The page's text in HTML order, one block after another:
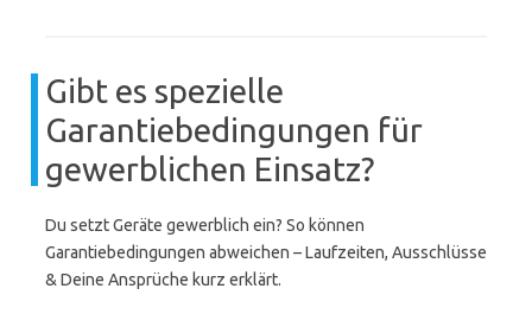
Gibt es spezielle
Garantiebedingungen für
gewerblichen Einsatz?
Du setzt Geräte gewerblich ein? So können
Garantiebedingungen abweichen – Laufzeiten, Ausschlüsse
& Deine Ansprüche kurz erklärt.